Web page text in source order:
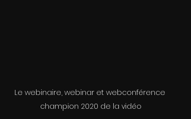
Le webinaire, webinar et webconférence
champion 2020 de la vidéo